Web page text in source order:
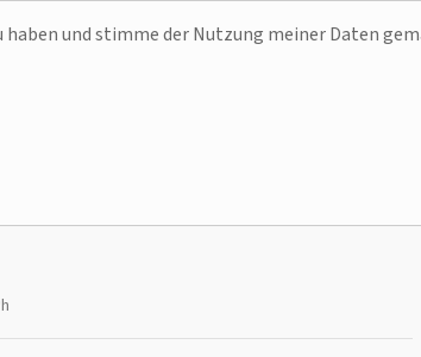
haben und stimme der Nutzung meiner Daten